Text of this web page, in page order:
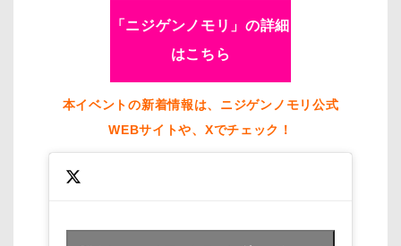
「ニジゲンノモリ」の詳細
はこちら
本イベントの新着情報は、ニジゲンノモリ公式
WEBサイトや、Xでチェック！